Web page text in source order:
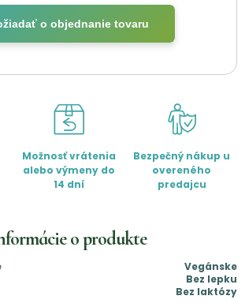
o objednanie tovaru
Možnosť vrátenia
alebo výmeny do
14 dní
Bezpečný nákup u
overeného
predajcu
o produkte
Vegánske
Bez lepku
Bez laktózy